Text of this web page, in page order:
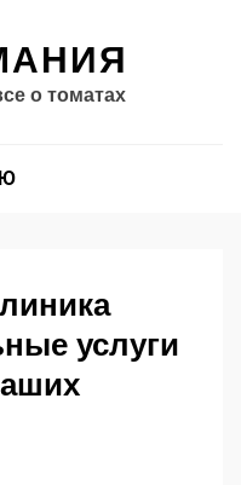
о томатах
услуги